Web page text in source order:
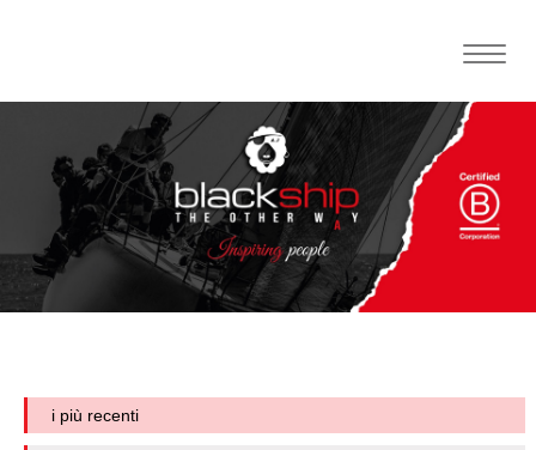
Toggle
i più recenti